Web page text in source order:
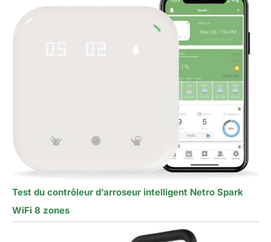
Test du contrôleur d’arroseur intelligent Netro Spark
WiFi 8 zones